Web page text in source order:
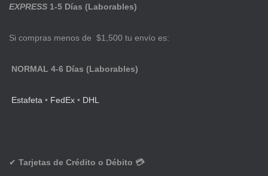
EXPRESS 1-5 Días (Laborables)
Si compras menos de $1,500 tu envío es:
NORMAL 4-6 Días (Laborables)
Estafeta • FedEx • DHL
✔ Tarjetas de Crédito o Débito 💳